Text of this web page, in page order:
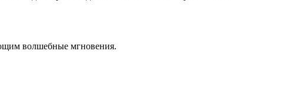
волшебные мгновения.